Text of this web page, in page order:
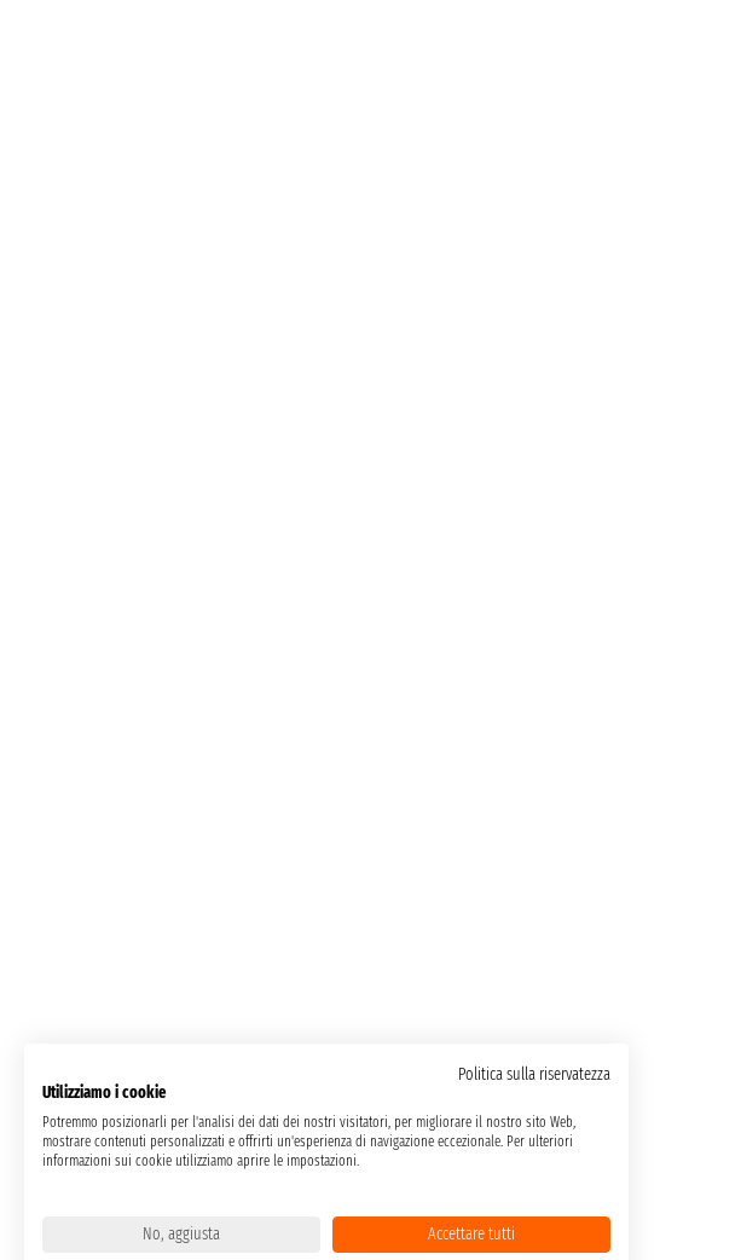
Politica sulla riservatezza
Utilizziamo i cookie
Potremmo posizionarli per l'analisi dei dati dei nostri visitatori, per migliorare il nostro sito Web,
mostrare contenuti personalizzati e offrirti un'esperienza di navigazione eccezionale. Per ulteriori
informazioni sui cookie utilizziamo aprire le impostazioni.
No, aggiusta Accettare tutti